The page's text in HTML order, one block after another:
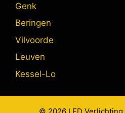
Genk
Beringen
Vilvoorde
Leuven
Kessel-Lo